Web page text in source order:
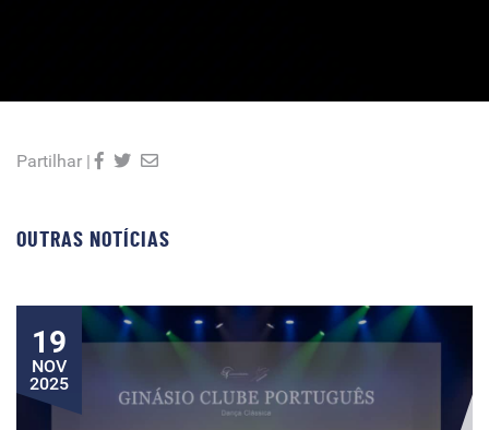
Partilhar |
OUTRAS NOTÍCIAS
19
NOV
2025